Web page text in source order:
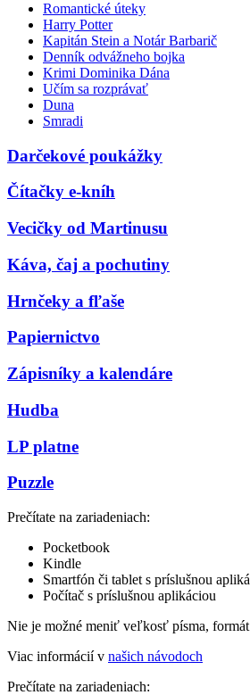
Romantické úteky
Harry Potter
Kapitán Stein a Notár Barbarič
Denník odvážneho bojka
Krimi Dominika Dána
Učím sa rozprávať
Duna
Smradi
Darčekové poukážky
Čítačky e-kníh
Vecičky od Martinusu
Káva, čaj a pochutiny
Hrnčeky a fľaše
Papiernictvo
Zápisníky a kalendáre
Hudba
LP platne
Puzzle
Prečítate na zariadeniach:
Pocketbook
Kindle
Smartfón či tablet s príslušnou
Počítač s príslušnou aplikáciou
Nie je možné meniť veľkosť písma,
Viac informácií v našich návodoch
Prečítate na zariadeniach: